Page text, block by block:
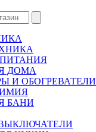
ДОМА
И ОБОГРЕВАТЕЛИ
БАНИ